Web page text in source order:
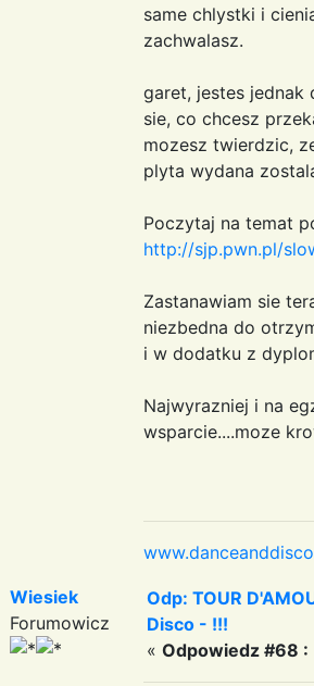
same chlystki i
zachwalasz.
garet, jestes jednak
sie, co chcesz
mozesz twierdzic,
plyta wydana
Poczytaj na temat
http://sjp.pwn.pl/
Zastanawiam sie
niezbedna do
i w dodatku z
Najwyrazniej i na
wsparcie....moze
Wiesiek
Forumowicz
Odp: TOUR
Disco - !!!
« Odpowiedz #68 :